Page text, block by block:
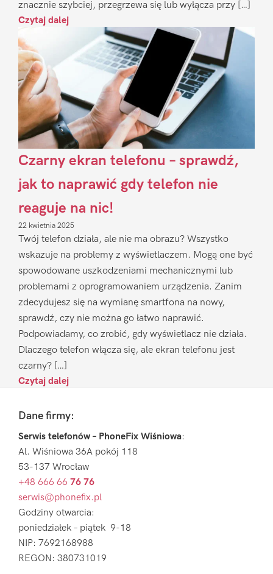
znacznie szybciej, przegrzewa się lub wyłącza przy […]
Czytaj dalej
Czarny ekran telefonu – sprawdź,
jak to naprawić gdy telefon nie
reaguje na nic!
22 kwietnia 2025
Twój telefon działa, ale nie ma obrazu? Wszystko
wskazuje na problemy z wyświetlaczem. Mogą one być
spowodowane uszkodzeniami mechanicznymi lub
problemami z oprogramowaniem urządzenia. Zanim
zdecydujesz się na wymianę smartfona na nowy,
sprawdź, czy nie można go łatwo naprawić.
Podpowiadamy, co zrobić, gdy wyświetlacz nie działa.
Dlaczego telefon włącza się, ale ekran telefonu jest
czarny? […]
Czytaj dalej
FooterDane firmy:
Serwis telefonów – PhoneFix Wiśniowa:
Al. Wiśniowa 36A pokój 118
53-137 Wrocław
+48 666 66 76 76
serwis@phonefix.pl
Godziny otwarcia:
poniedziałek – piątek 9-18
NIP: 7692168988
REGON: 380731019